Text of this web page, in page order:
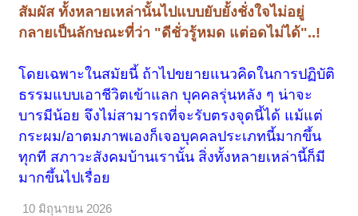
สัมผัส ทั้งหลายเหล่านั้นไปแบบยับยั้งชั่งใจไม่อยู่
กลายเป็นลักษณะที่ว่า "ดีชั่วรู้หมด แต่อดไม่ได้"..!
โดยเฉพาะในสมัยนี้ ถ้าไปขยายแนวคิดในการปฏิบัติ
ธรรมแบบเอาชีวิตเข้าแลก บุคคลรุ่นหลัง ๆ น่าจะ
บารมีน้อย จึงไม่สามารถที่จะรับตรงจุดนี้ได้ แม้แต่
กระผม/อาตมภาพเองก็เจอบุคคลประเภทนี้มากขึ้น
ทุกที สภาวะสังคมบ้านเรานั้น สิ่งทั้งหลายเหล่านี้ก็มี
มากขึ้นไปเรื่อย
10 มิถุนายน 2026